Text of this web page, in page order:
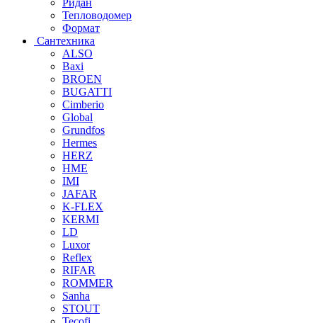
Тепловодомер
Формат
Сантехника
ALSO
Baxi
BROEN
BUGATTI
Cimberio
Global
Grundfos
Hermes
HERZ
HME
IMI
JAFAR
K-FLEX
KERMI
LD
Luxor
Reflex
RIFAR
ROMMER
Sanha
STOUT